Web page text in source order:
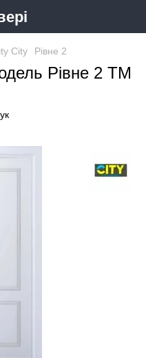
City Рівне 2
Рівне 2 ТМ